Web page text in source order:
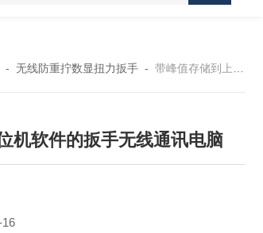
无线防重拧数显扭力扳手- 带峰值存储到上位机软件的扳手无线通讯电脑
机软件的扳手无线通讯电脑
16